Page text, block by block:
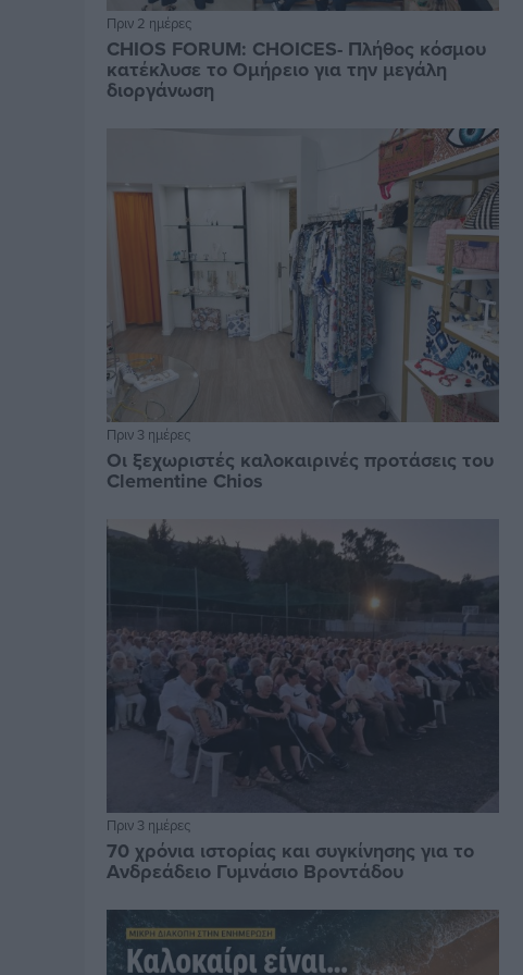
Πριν 2 ημέρες
CHIOS FORUM: CHOICES- Πλήθος κόσμου
κατέκλυσε το Ομήρειο για την μεγάλη
διοργάνωση
Πριν 3 ημέρες
Οι ξεχωριστές καλοκαιρινές προτάσεις του
Clementine Chios
Πριν 3 ημέρες
70 χρόνια ιστορίας και συγκίνησης για το
Ανδρεάδειο Γυμνάσιο Βροντάδου